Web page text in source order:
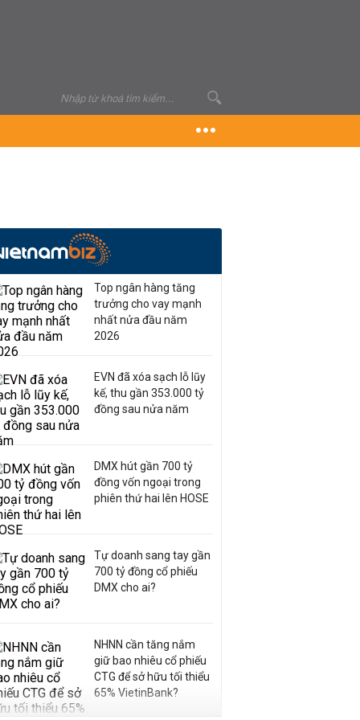
Top ngân hàng tăng
trưởng cho vay mạnh
nhất nửa đầu năm
2026
EVN đã xóa sạch lỗ lũy
kế, thu gần 353.000 tỷ
đồng sau nửa năm
DMX hút gần 700 tỷ
đồng vốn ngoại trong
phiên thứ hai lên HOSE
Tự doanh sang tay gần
700 tỷ đồng cổ phiếu
DMX cho ai?
NHNN cần tăng nắm
giữ bao nhiêu cổ phiếu
CTG để sở hữu tối thiểu
65% VietinBank?